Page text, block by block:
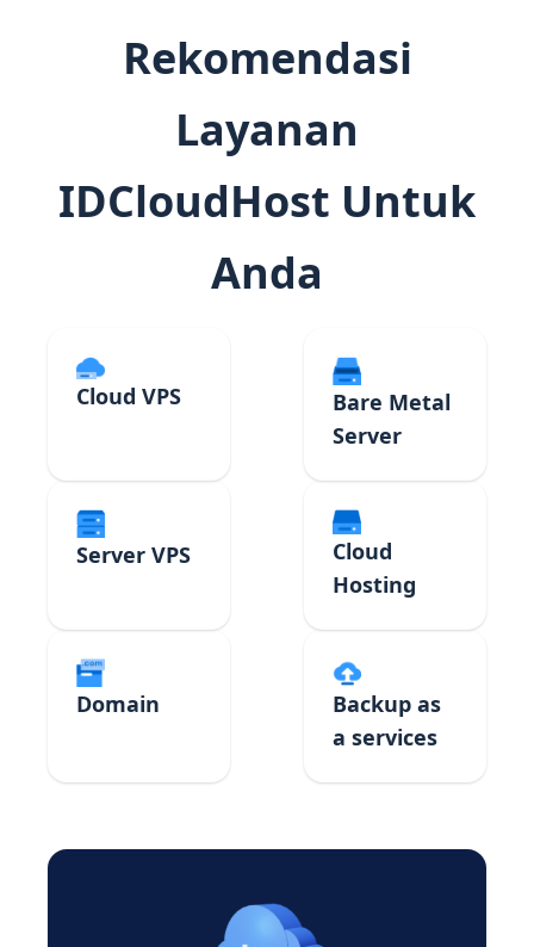
Rekomendasi
Layanan
IDCloudHost Untuk
Anda
Cloud VPS
Bare Metal
Server
Server VPS
Cloud
Hosting
Domain
Backup as
a services